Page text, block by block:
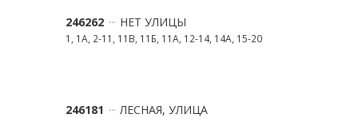
246262 НЕТ УЛИЦЫ
1, 1А, 2-11, 11В, 11Б, 11А, 12-14, 14А, 15-20
246181 ЛЕСНАЯ, УЛИЦА